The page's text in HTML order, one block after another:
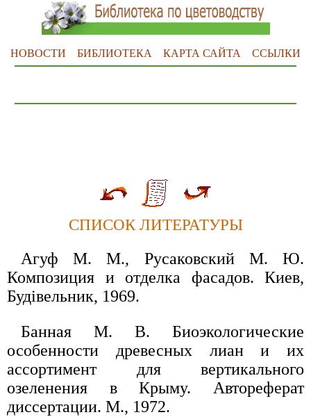
НОВОСТИ БИБЛИОТЕКА КАРТА САЙТА ССЫЛКИ
СПИСОК ЛИТЕРАТУРЫ
Агуф М. М., Русаковский М. Ю.
Композиция и отделка фасадов. Киев,
Будiвельник, 1969.
Банная М. В. Биоэкологические
особенности древесных лиан и их
ассортимент для вертикального
озеленения в Крыму. Автореферат
диссертации. М., 1972.